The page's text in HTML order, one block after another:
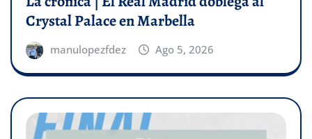
Crystal Palace en Marbella
manulopezfdez Ago 5, 2026